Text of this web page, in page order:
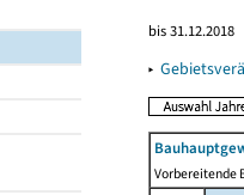
bis 31.12.2018
▸
Vorbereitende